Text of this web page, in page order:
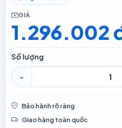
GIÁ
1.296.002
Số lượng
-
Bảo hành rõ ràng
Giao hàng toàn quốc